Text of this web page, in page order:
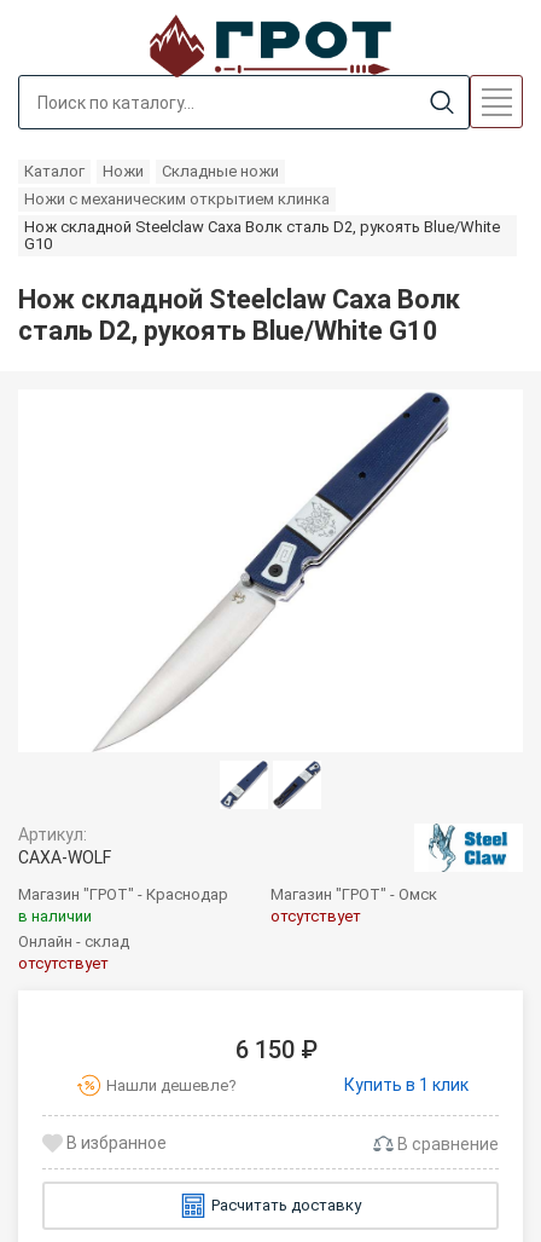
Каталог Ножи
Складные ножи
Ножи с механическим открытием клинка
Нож складной Steelclaw Саха Волк сталь D2, рукоять Blue/White
G10
Нож складной Steelclaw Саха Волк
сталь D2, рукоять Blue/White G10
Артикул:
CAXA-WOLF
Магазин "ГРОТ" - Краснодар
в наличии
Магазин "ГРОТ" - Омск
отсутствует
Онлайн - склад
отсутствует
6 150 ₽
Нашли дешевле? Купить в 1 клик
В сравнение
Расчитать доставку